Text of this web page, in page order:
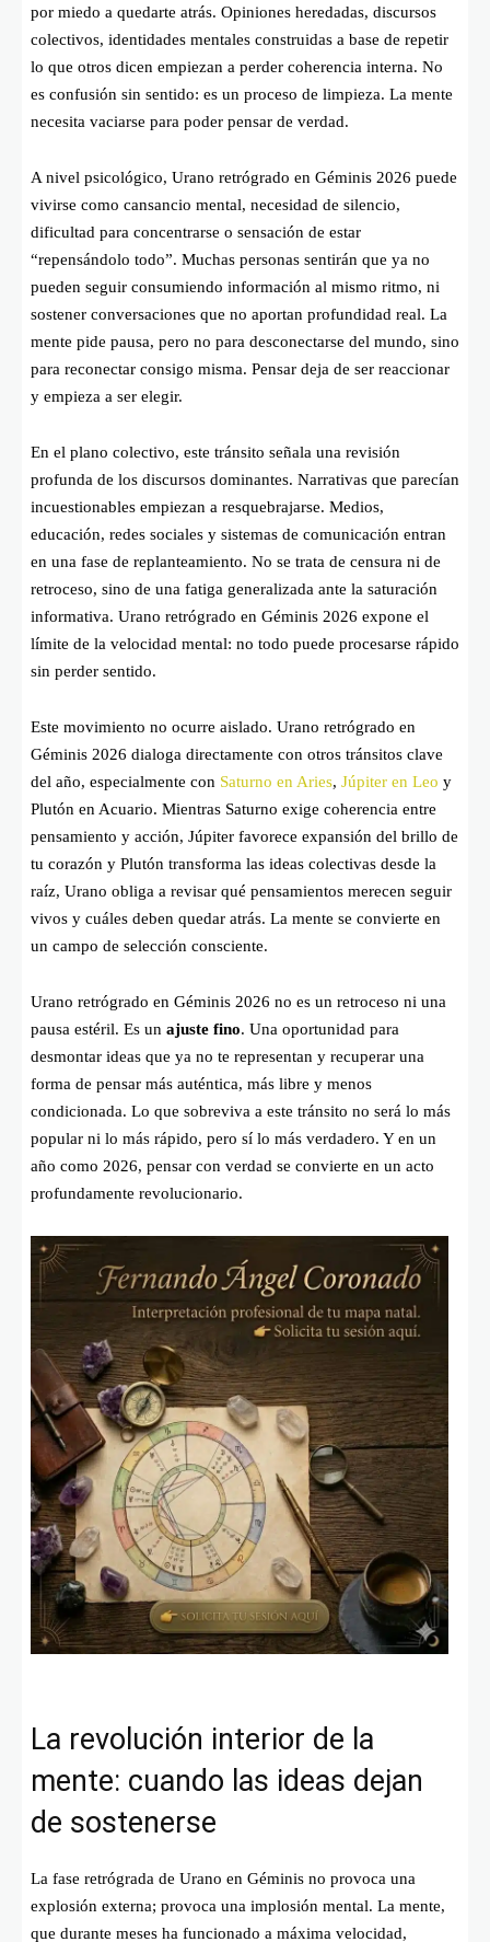
por miedo a quedarte atrás. Opiniones heredadas, discursos
colectivos, identidades mentales construidas a base de repetir
lo que otros dicen empiezan a perder coherencia interna. No
es confusión sin sentido: es un proceso de limpieza. La mente
necesita vaciarse para poder pensar de verdad.
A nivel psicológico, Urano retrógrado en Géminis 2026 puede
vivirse como cansancio mental, necesidad de silencio,
dificultad para concentrarse o sensación de estar
“repensándolo todo”. Muchas personas sentirán que ya no
pueden seguir consumiendo información al mismo ritmo, ni
sostener conversaciones que no aportan profundidad real. La
mente pide pausa, pero no para desconectarse del mundo, sino
para reconectar consigo misma. Pensar deja de ser reaccionar
y empieza a ser elegir.
En el plano colectivo, este tránsito señala una revisión
profunda de los discursos dominantes. Narrativas que parecían
incuestionables empiezan a resquebrajarse. Medios,
educación, redes sociales y sistemas de comunicación entran
en una fase de replanteamiento. No se trata de censura ni de
retroceso, sino de una fatiga generalizada ante la saturación
informativa. Urano retrógrado en Géminis 2026 expone el
límite de la velocidad mental: no todo puede procesarse rápido
sin perder sentido.
Este movimiento no ocurre aislado. Urano retrógrado en
Géminis 2026 dialoga directamente con otros tránsitos clave
del año, especialmente con Saturno en Aries, Júpiter en Leo y
Plutón en Acuario. Mientras Saturno exige coherencia entre
pensamiento y acción, Júpiter favorece expansión del brillo de
tu corazón y Plutón transforma las ideas colectivas desde la
raíz, Urano obliga a revisar qué pensamientos merecen seguir
vivos y cuáles deben quedar atrás. La mente se convierte en
un campo de selección consciente.
Urano retrógrado en Géminis 2026 no es un retroceso ni una
pausa estéril. Es un ajuste fino. Una oportunidad para
desmontar ideas que ya no te representan y recuperar una
forma de pensar más auténtica, más libre y menos
condicionada. Lo que sobreviva a este tránsito no será lo más
popular ni lo más rápido, pero sí lo más verdadero. Y en un
año como 2026, pensar con verdad se convierte en un acto
profundamente revolucionario.
La revolución interior de la
mente: cuando las ideas dejan
de sostenerse
La fase retrógrada de Urano en Géminis no provoca una
explosión externa; provoca una implosión mental. La mente,
que durante meses ha funcionado a máxima velocidad,